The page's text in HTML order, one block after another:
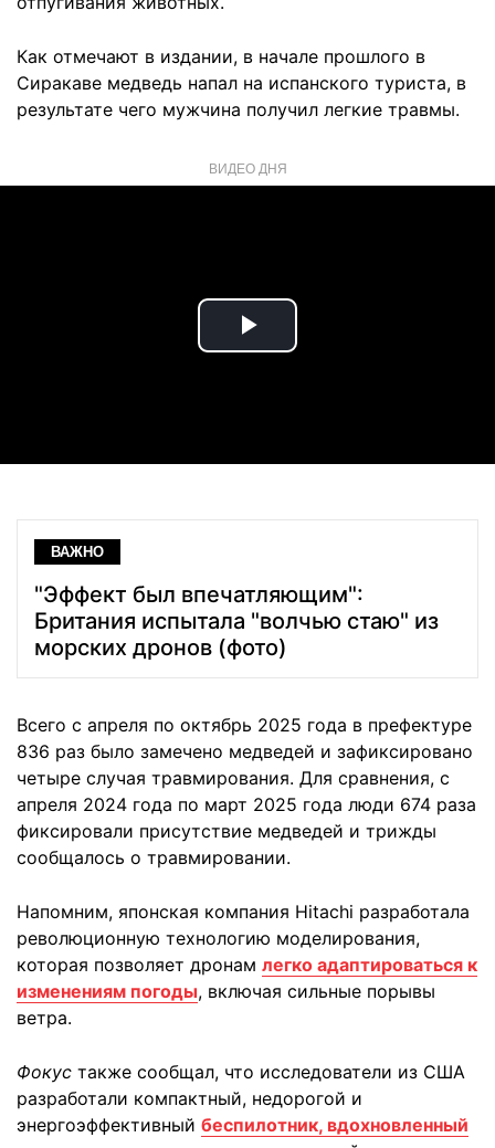
Как отмечают в издании, в начале прошлого в
Сиракаве медведь напал на испанского туриста, в
результате чего мужчина получил легкие травмы.
ВИДЕО ДНЯ
Play
ВАЖНО
"Эффект был впечатляющим":
Британия испытала "волчью стаю" из
морских дронов (фото)
Всего с апреля по октябрь 2025 года в префектуре
836 раз было замечено медведей и зафиксировано
четыре случая травмирования. Для сравнения, с
апреля 2024 года по март 2025 года люди 674 раза
фиксировали присутствие медведей и трижды
сообщалось о травмировании.
Напомним, японская компания Hitachi разработала
революционную технологию моделирования,
которая позволяет дронам легко адаптироваться к
изменениям погоды, включая сильные порывы
ветра.
Фокус также сообщал, что исследователи из США
разработали компактный, недорогой и
энергоэффективный беспилотник, вдохновленный